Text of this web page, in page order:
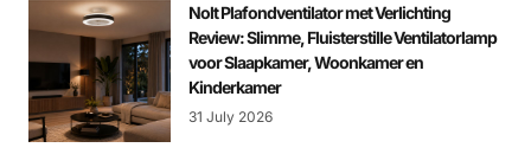
Nolt Plafondventilator met Verlichting
Review: Slimme, Fluisterstille Ventilatorlamp
voor Slaapkamer, Woonkamer en
Kinderkamer
31 July 2026